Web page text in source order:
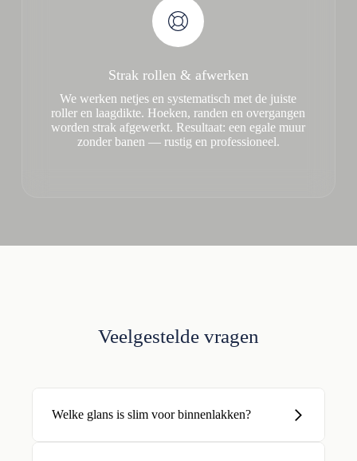
Strak rollen & afwerken
We werken netjes en systematisch met de juiste
roller en laagdikte. Hoeken, randen en overgangen
worden strak afgewerkt. Resultaat: een egale muur
zonder banen — rustig en professioneel.
Veelgestelde vragen
Welke glans is slim voor binnenlakken?